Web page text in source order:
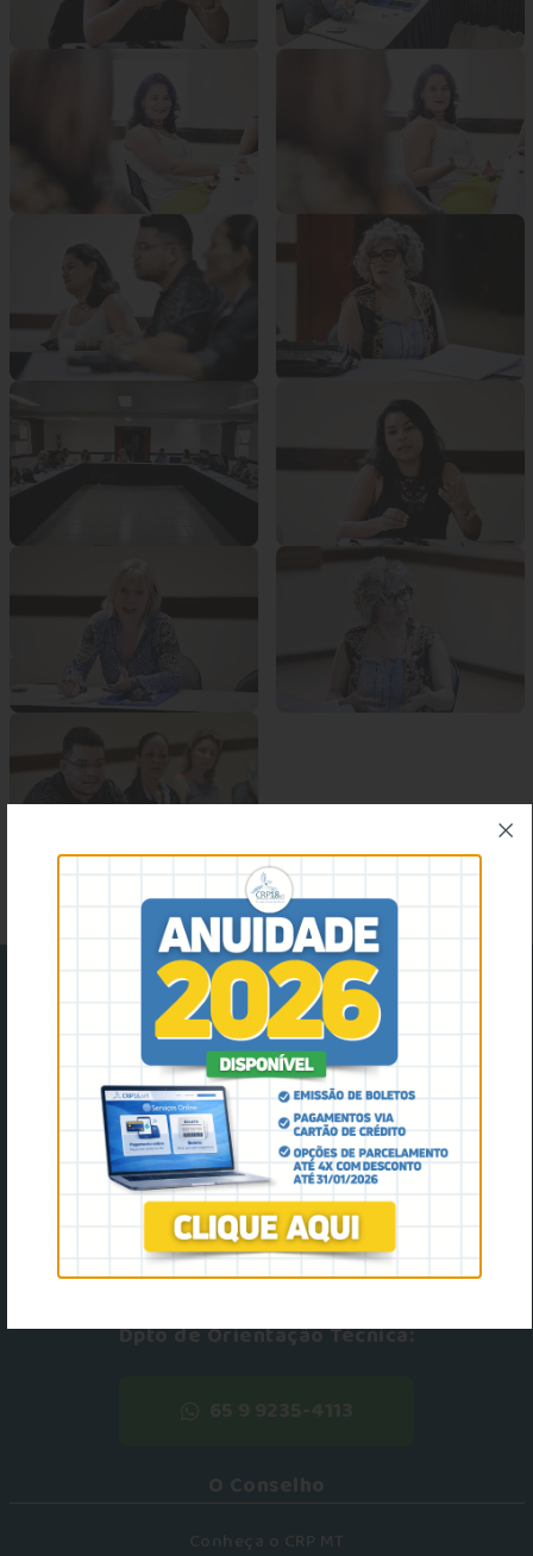
facebookinstagram
youtube
Twitter
Rua das Pérolas, 201, Bosque da Saúde, Cuiabá - MT,
(65) 3627-7188
Dpto de Orientação Técnica:
O Conselho
Conheça o CRP MT